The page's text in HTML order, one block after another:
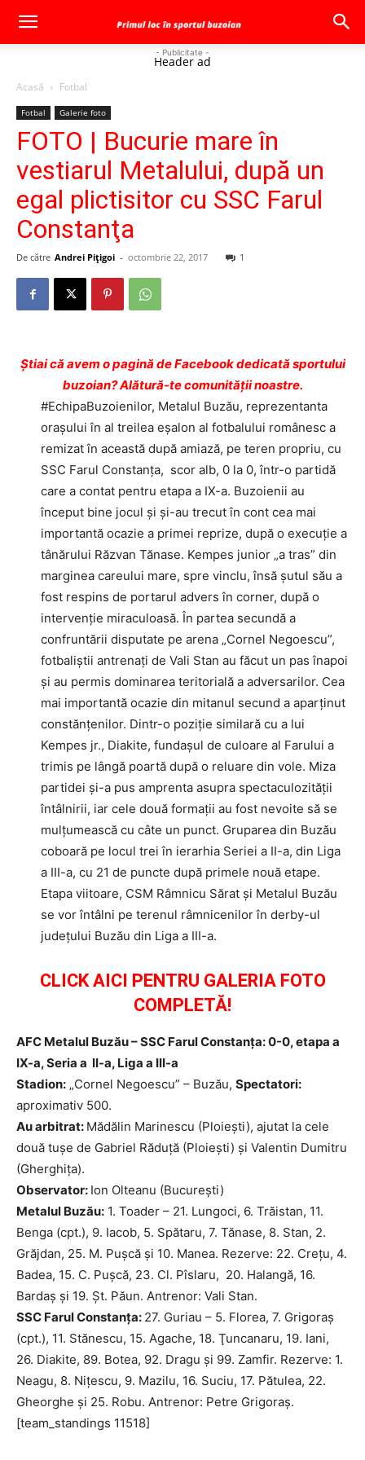
- Publicitate -
Header ad
Acasă Fotbal
Fotbal Galerie foto
FOTO | Bucurie mare în
vestiarul Metalului, după un
egal plictisitor cu SSC Farul
Constanţa
De către Andrei Pițigoi - octombrie 22, 2017 1
Ştiai că avem o pagină de Facebook dedicată sportului
buzoian? Alătură-te comunității noastre.
#EchipaBuzoienilor, Metalul Buzău, reprezentanta
oraşului în al treilea eşalon al fotbalului românesc a
remizat în această după amiază, pe teren propriu, cu
SSC Farul Constanţa, scor alb, 0 la 0, într-o partidă
care a contat pentru etapa a IX-a. Buzoienii au
început bine jocul şi şi-au trecut în cont cea mai
importantă ocazie a primei reprize, după o execuţie a
tânărului Răzvan Tănase. Kempes junior „a tras” din
marginea careului mare, spre vinclu, însă şutul său a
fost respins de portarul advers în corner, după o
intervenţie miraculoasă. În partea secundă a
confruntării disputate pe arena „Cornel Negoescu”,
fotbaliştii antrenaţi de Vali Stan au făcut un pas înapoi
şi au permis dominarea teritorială a adversarilor. Cea
mai importantă ocazie din mitanul secund a aparţinut
constănţenilor. Dintr-o poziţie similară cu a lui
Kempes jr., Diakite, fundaşul de culoare al Farului a
trimis pe lângă poartă după o reluare din vole. Miza
partidei şi-a pus amprenta asupra spectaculozităţii
întâlnirii, iar cele două formaţii au fost nevoite să se
mulţumească cu câte un punct. Gruparea din Buzău
coboară pe locul trei în ierarhia Seriei a II-a, din Liga
a III-a, cu 21 de puncte după primele nouă etape.
Etapa viitoare, CSM Râmnicu Sărat şi Metalul Buzău
se vor întâlni pe terenul râmnicenilor în derby-ul
judeţului Buzău din Liga a III-a.
CLICK AICI PENTRU GALERIA FOTO
COMPLETĂ!
AFC Metalul Buzău – SSC Farul Constanţa: 0-0, etapa a
IX-a, Seria a II-a, Liga a III-a
Stadion: „Cornel Negoescu” – Buzău, Spectatori:
aproximativ 500.
Au arbitrat: Mădălin Marinescu (Ploieşti), ajutat la cele
două tuşe de Gabriel Răduţă (Ploieşti) şi Valentin Dumitru
(Gherghiţa).
Observator: Ion Olteanu (Bucureşti)
Metalul Buzău: 1. Toader – 21. Lungoci, 6. Trăistan, 11.
Benga (cpt.), 9. Iacob, 5. Spătaru, 7. Tănase, 8. Stan, 2.
Grăjdan, 25. M. Puşcă şi 10. Manea. Rezerve: 22. Creţu, 4.
Badea, 15. C. Puşcă, 23. Cl. Pîslaru, 20. Halangă, 16.
Bardaş şi 19. Şt. Păun. Antrenor: Vali Stan.
SSC Farul Constanţa: 27. Guriau – 5. Florea, 7. Grigoraş
(cpt.), 11. Stănescu, 15. Agache, 18. Ţuncanaru, 19. Iani,
26. Diakite, 89. Botea, 92. Dragu şi 99. Zamfir. Rezerve: 1.
Neagu, 8. Niţescu, 9. Mazilu, 16. Suciu, 17. Pătulea, 22.
Gheorghe şi 25. Robu. Antrenor: Petre Grigoraş.
[team_standings 11518]